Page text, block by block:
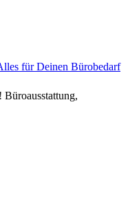
für Deinen Bürobedarf